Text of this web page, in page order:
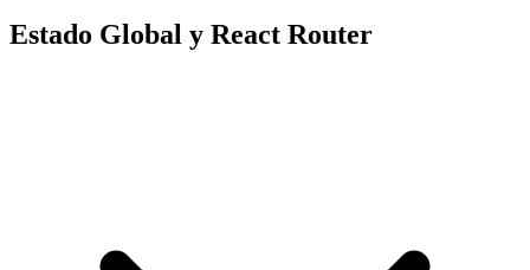
Estado Global y React Router